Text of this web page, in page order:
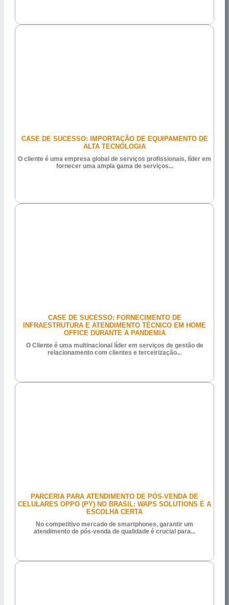
CASE DE SUCESSO: IMPORTAÇÃO DE EQUIPAMENTO DE
ALTA TECNOLOGIA
O cliente é uma empresa global de serviços profissionais, líder em
fornecer uma ampla gama de serviços...
CASE DE SUCESSO: FORNECIMENTO DE
INFRAESTRUTURA E ATENDIMENTO TÉCNICO EM HOME
OFFICE DURANTE A PANDEMIA
O Cliente é uma multinacional líder em serviços de gestão de
relacionamento com clientes e terceirização...
PARCERIA PARA ATENDIMENTO DE PÓS-VENDA DE
CELULARES OPPO (PY) NO BRASIL: WAPS SOLUTIONS É A
ESCOLHA CERTA
No competitivo mercado de smartphones, garantir um
atendimento de pós-venda de qualidade é crucial para...